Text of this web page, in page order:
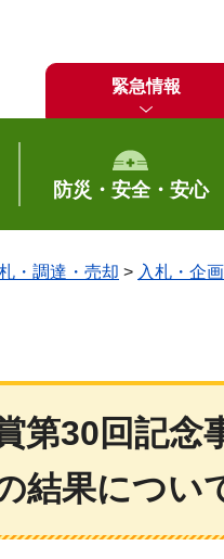
緊急情報
防災・安全・安心
・調達・売却 > 入札・企
第30回記
結果につい